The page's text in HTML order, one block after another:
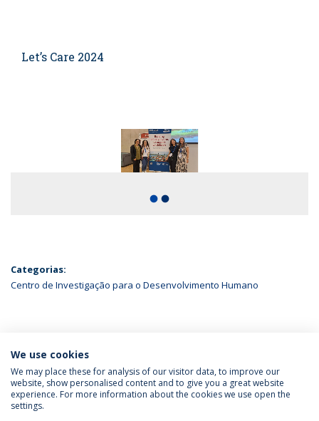
Let’s Care 2024
fiber_manual_record fiber_manual_record
Categorias:
Centro de Investigação para o Desenvolvimento Humano
ÚLTIMAS NOTÍCIAS
Política de Privacidade
Termos & Condições
We use cookies
We may place these for analysis of our visitor data, to improve our
website, show personalised content and to give you a great website
experience. For more information about the cookies we use open the
settings.